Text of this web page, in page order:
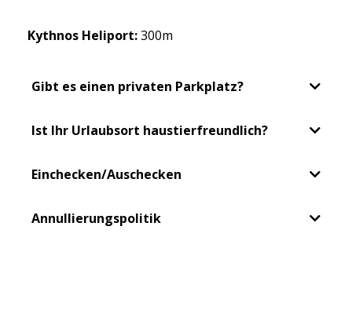
Kythnos Heliport:300m
Gibt es einen privaten Parkplatz?
Ist Ihr Urlaubsort haustierfreundlich?
Einchecken/Auschecken
Annullierungspolitik